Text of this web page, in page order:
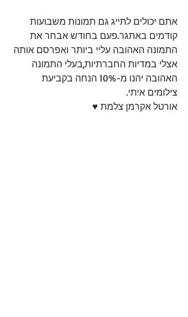
אתם יכולים לתייג גם תמונות משבועות
קודמים באתגר.פעם בחודש אבחר את
התמונה האהובה עליי ביותר ואפרסם אותה
אצלי במדיות החברתיות,בעלי התמונה
האהובה יהנו מ-10% הנחה בקביעת
צילומים איתי.
אורטל אקרמן צלמת ♥